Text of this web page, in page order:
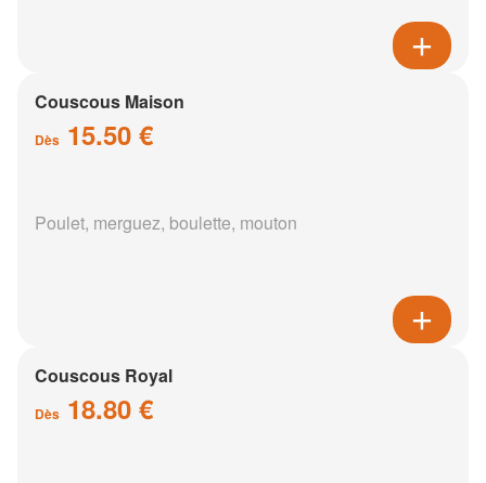
Couscous Maison
Dès 15.50 €
Poulet, merguez, boulette, mouton
Couscous Royal
Dès 18.80 €